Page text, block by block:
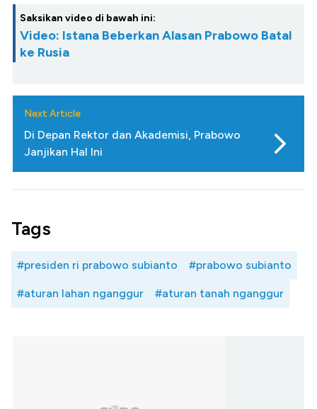
Saksikan video di bawah ini:
Video: Istana Beberkan Alasan Prabowo Batal
ke Rusia
Next Article
Di Depan Rektor dan Akademisi, Prabowo
Janjikan Hal Ini
Tags
#presiden ri prabowo subianto #prabowo subianto
#aturan lahan nganggur #aturan tanah nganggur